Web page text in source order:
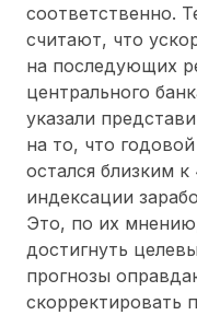
соответственно.
считают, что
на последующих
центрального
указали
на то, что
остался близким
индексации
Это, по их
достигнуть
прогнозы
скорректировать